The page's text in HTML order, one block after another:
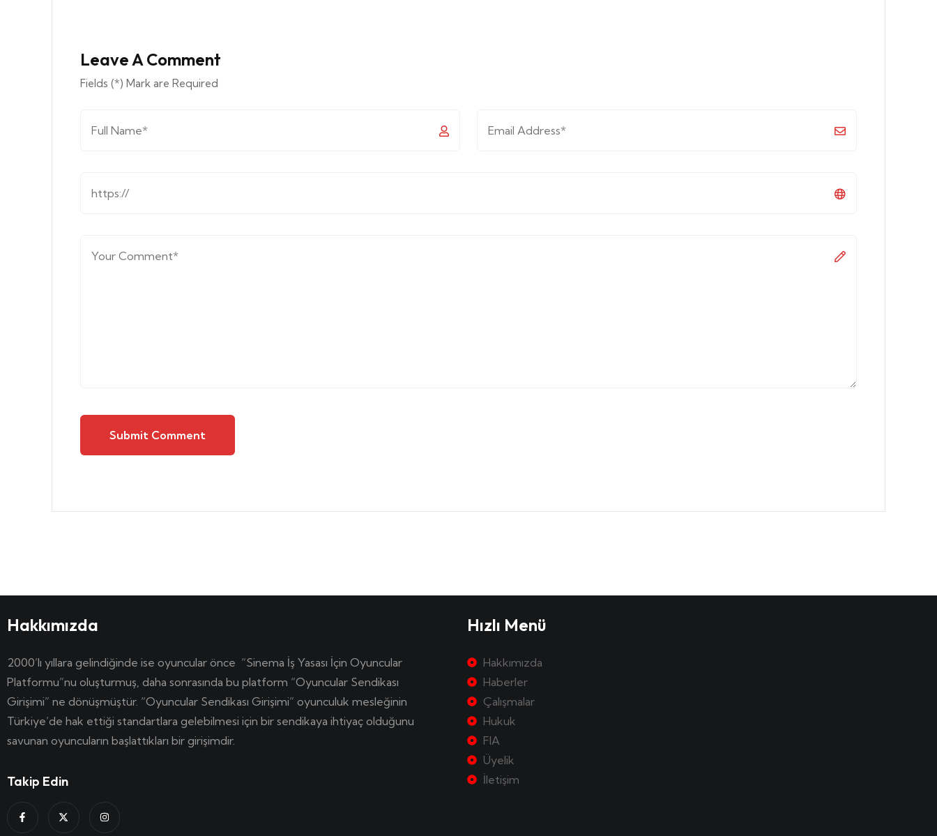
Leave A Comment
Fields (*) Mark are Required
Submit Comment
Hakkımızda
2000’lı yıllara gelindiğinde ise oyuncular önce “Sinema İş Yasası İçin Oyuncular
Platformu”nu oluşturmuş, daha sonrasında bu platform “Oyuncular Sendikası
Girişimi” ne dönüşmüştür. “Oyuncular Sendikası Girişimi” oyunculuk mesleğinin
Türkiye’de hak ettiği standartlara gelebilmesi için bir sendikaya ihtiyaç olduğunu
savunan oyuncuların başlattıkları bir girişimdir.
Takip Edin
Hızlı Menü
Hakkımızda
Haberler
Çalışmalar
Hukuk
FIA
Üyelik
İletişim